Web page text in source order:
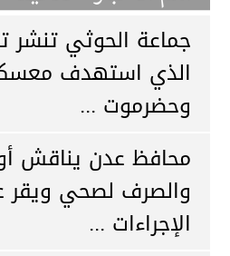
جماعة الحوثي
الذي استهدف
وحضرموت ...
محافظ عدن يناقش
والصرف لصحي ويقر
الإجراءات ...